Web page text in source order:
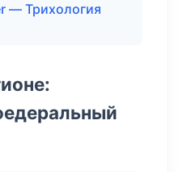
— Трихология